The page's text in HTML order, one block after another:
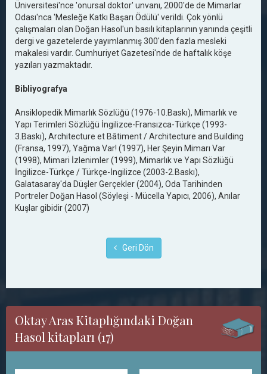
Üniversitesi'nce 'onursal doktor' unvanı, 2000'de de Mimarlar
Odası'nca 'Mesleğe Katkı Başarı Ödülü' verildi. Çok yönlü
çalışmaları olan Doğan Hasol'un basılı kitaplarının yanında çeşitli
dergi ve gazetelerde yayımlanmış 300'den fazla mesleki
makalesi vardır. Cumhuriyet Gazetesi'nde de haftalık köşe
yazıları yazmaktadır.
Bibliyografya
Ansiklopedik Mimarlık Sözlüğü (1976-10.Baskı), Mimarlık ve
Yapı Terimleri Sözlüğü İngilizce-Fransızca-Türkçe (1993-
3.Baskı), Architecture et Bâtiment / Architecture and Building
(Fransa, 1997), Yağma Var! (1997), Her Şeyin Mimarı Var
(1998), Mimari İzlenimler (1999), Mimarlık ve Yapı Sözlüğü
İngilizce-Türkçe / Türkçe-İngilizce (2003-2.Baskı),
Galatasaray'da Düşler Gerçekler (2004), Oda Tarihinden
Portreler Doğan Hasol (Söyleşi - Mücella Yapıcı, 2006), Anılar
Kuşlar gibidir (2007)
Geri Dön
Oktay Aras Kitaplığındaki Doğan
Hasol kitapları (17)